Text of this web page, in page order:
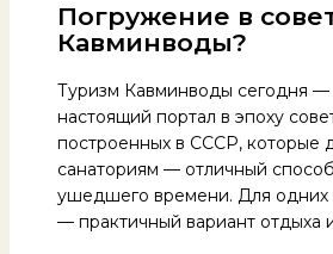
Погружение в
Кавминводы?
Туризм Кавминводы сегодня —
настоящий портал в эпоху
построенных в СССР, которые
санаториям — отличный
ушедшего времени. Для одних
— практичный вариант отдыха